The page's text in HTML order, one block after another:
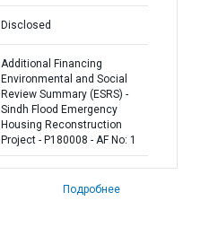
Disclosed
Additional Financing
Environmental and Social
Review Summary (ESRS) -
Sindh Flood Emergency
Housing Reconstruction
Project - P180008 - AF No: 1
Подробнее